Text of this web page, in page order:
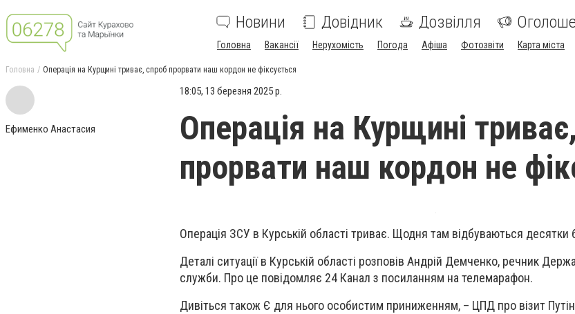
Новини Довідник Дозвілля
Головна Вакансії Нерухомість Погода Афіша Фотозвіти Карта міста
Головна Операція на Курщині триває, спроб прорвати наш кордон не фіксується
Ефименко Анастасия
18:05, 13 березня 2025 р.
Операція на Курщині
прорвати наш кордон не
Операція ЗСУ в Курській області триває. Щодня там відбуваються десятки
Деталі ситуації в Курській області розповів Андрій Демченко, речник
служби. Про це повідомляє 24 Канал з посиланням на телемарафон.
Дивіться також Є для нього особистим приниженням, – ЦПД про візит